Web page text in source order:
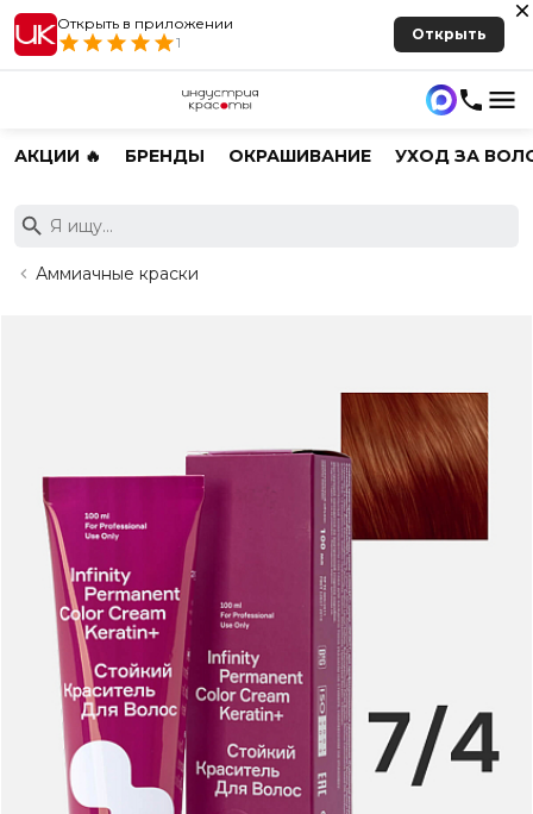
Открыть в приложении
1
Открыть
АКЦИИ 🔥 БРЕНДЫ ОКРАШИВАНИЕ УХОД ЗА
Аммиачные краски